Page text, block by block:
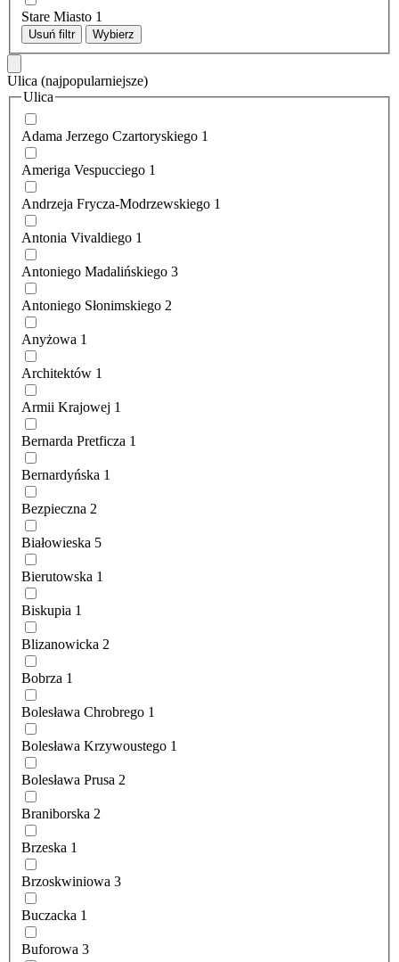
Stare Miasto 1
Usuń filtr Wybierz
Ulica (najpopularniejsze)
Ulica
Adama Jerzego Czartoryskiego 1
Ameriga Vespucciego 1
Andrzeja Frycza-Modrzewskiego 1
Antonia Vivaldiego 1
Antoniego Madalińskiego 3
Antoniego Słonimskiego 2
Anyżowa 1
Architektów 1
Armii Krajowej 1
Bernarda Pretficza 1
Bernardyńska 1
Bezpieczna 2
Białowieska 5
Bierutowska 1
Biskupia 1
Blizanowicka 2
Bobrza 1
Bolesława Chrobrego 1
Bolesława Krzywoustego 1
Bolesława Prusa 2
Braniborska 2
Brzeska 1
Brzoskwiniowa 3
Buczacka 1
Buforowa 3